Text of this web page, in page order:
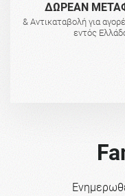
ΔΩΡΕΑΝ
& Αντικαταβολή για
εντός